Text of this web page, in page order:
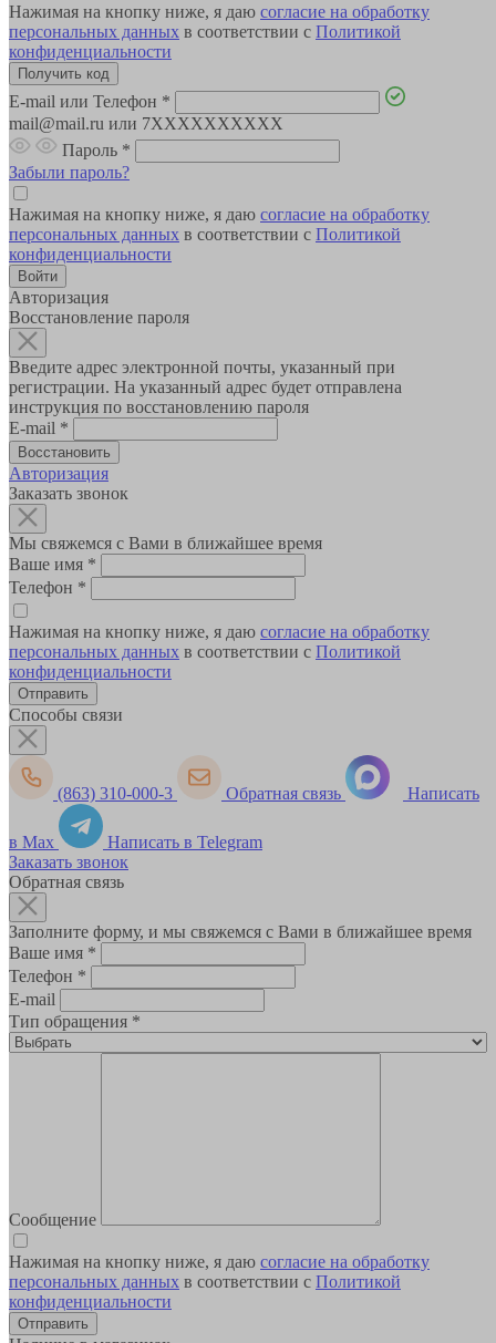
Нажимая на кнопку ниже, я даю согласие на обработку
персональных данных в соответствии с Политикой
конфиденциальности
E-mail или Телефон *
mail@mail.ru или 7XXXXXXXXXX
Пароль *
Забыли пароль?
Нажимая на кнопку ниже, я даю согласие на обработку
персональных данных в соответствии с Политикой
конфиденциальности
Авторизация
Восстановление пароля
Введите адрес электронной почты, указанный при
регистрации. На указанный адрес будет отправлена
инструкция по восстановлению пароля
E-mail *
Авторизация
Заказать звонок
Мы свяжемся с Вами в ближайшее время
Ваше имя *
Телефон *
Нажимая на кнопку ниже, я даю согласие на обработку
персональных данных в соответствии с Политикой
конфиденциальности
Способы связи
(863) 310-000-3 Обратная связь Написать
в Max
Написать в Telegram
Заказать звонок
Обратная связь
Заполните форму, и мы свяжемся с Вами в ближайшее время
Ваше имя *
Телефон *
E-mail
Тип обращения *
Сообщение
Нажимая на кнопку ниже, я даю согласие на обработку
персональных данных в соответствии с Политикой
конфиденциальности